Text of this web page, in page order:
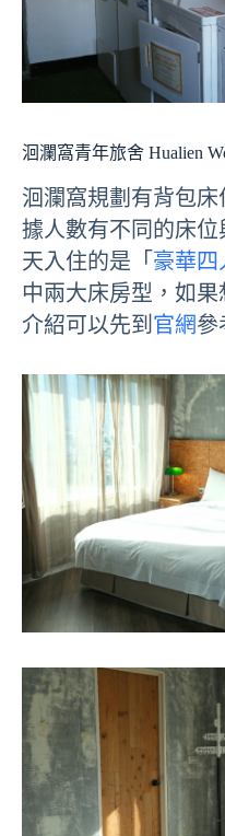
洄瀾窩青年旅舍 Hualien
洄瀾窩規劃有背包
據人數有不同的床
天入住的是「 豪華四
中兩大床房型，如
介紹可以先到 官網參